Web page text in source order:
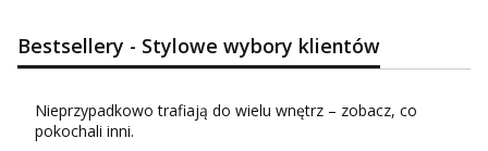
Bestsellery - Stylowe wybory klientów
Nieprzypadkowo trafiają do wielu wnętrz – zobacz, co
pokochali inni.